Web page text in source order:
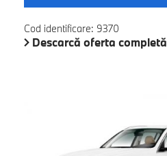
Cod identificare: 9370
Descarcă oferta completă